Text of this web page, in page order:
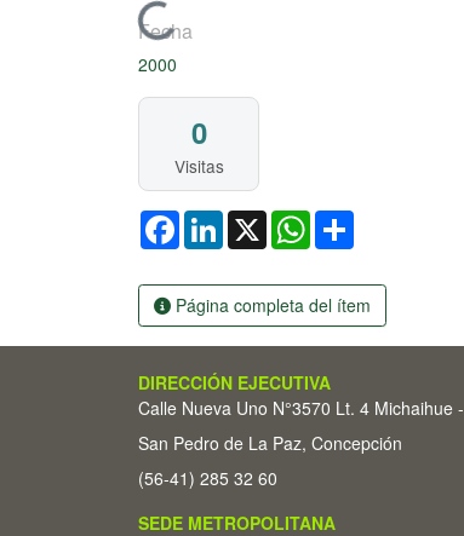
Cargando...
Fecha
2000
0
Visitas
FacebookLinkedIn
X WhatsApp
Página completa del ítem
DIRECCIÓN EJECUTIVA
Calle Nueva Uno N°3570 Lt. 4 Michaihue -
San Pedro de La Paz, Concepción
(56-41) 285 32 60
SEDE METROPOLITANA